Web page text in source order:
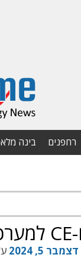
רחפנים בינה
דצמבר 5, 2024